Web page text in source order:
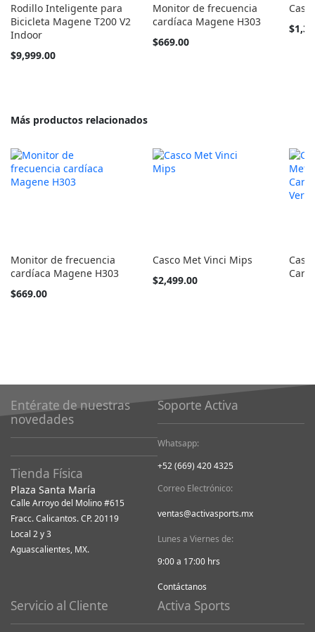
Rodillo Inteligente para
Bicicleta Magene T200 V2
Indoor
$9,999.00
Monitor de frecuencia
cardíaca Magene H303
$669.00
Tan
Más productos relacionados
Monitor de frecuencia
cardíaca Magene H303
$669.00
Casco Met Vinci Mips
Tan
$2,499.00
Entérate de nuestras
novedades
Tienda Física
Plaza Santa María
Calle Arroyo del Molino #615
Fracc. Calicantos. CP. 20119
Local 2 y 3
Aguascalientes, MX.
Soporte Activa
Whatsapp:
+52 (669) 420 4325
Correo Electrónico:
ventas@activasports.mx
Lunes a Viernes de:
9:00 a 17:00 hrs
Contáctanos
Servicio al Cliente Activa Sports